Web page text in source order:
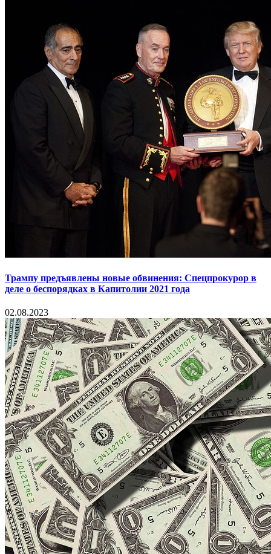
Трампу предъявлены новые обвинения: Спецпрокурор в
деле о беспорядках в Капитолии 2021 года
02.08.2023